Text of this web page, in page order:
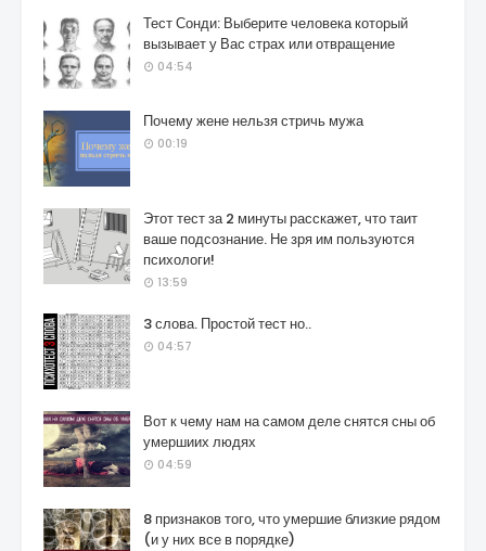
Тест Сонди: Выберите человека который
вызывает у Вас страх или отвращение
04:54
Почему жене нельзя стричь мужа
00:19
Этот тест за 2 минуты расскажет, что таит
ваше подсознание. Не зря им пользуются
психологи!
13:59
3 слова. Простой тест но..
04:57
Вот к чему нам на самом деле снятся сны об
умершиих людях
04:59
8 признаков того, что умершие близкие рядом
(и у них все в порядке)